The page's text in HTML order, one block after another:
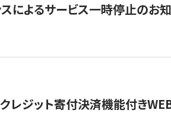
スによるサービス一時停止のお
ジット寄付決済機能付き